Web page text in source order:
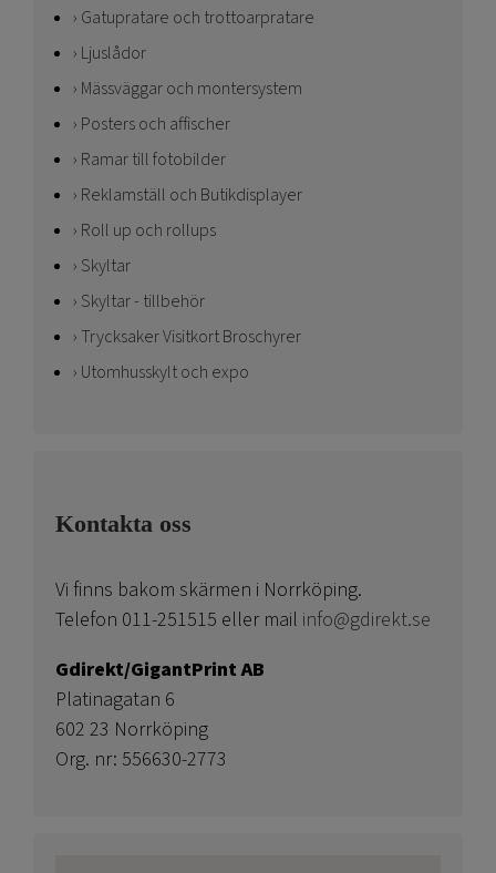
Gatupratare och trottoarpratare
Ljuslådor
Mässväggar och montersystem
Posters och affischer
Ramar till fotobilder
Reklamställ och Butikdisplayer
Roll up och rollups
Skyltar
Skyltar - tillbehör
Trycksaker Visitkort Broschyrer
Utomhusskylt och expo
Kontakta oss
Vi finns bakom skärmen i Norrköping.
Telefon 011-251515 eller mail info@gdirekt.se
Gdirekt/GigantPrint AB
Platinagatan 6
602 23 Norrköping
Org. nr: 556630-2773